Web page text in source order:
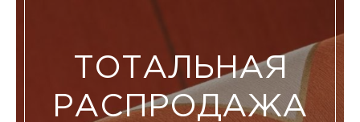
ТОТАЛЬНАЯ
РАСПРОДАЖА